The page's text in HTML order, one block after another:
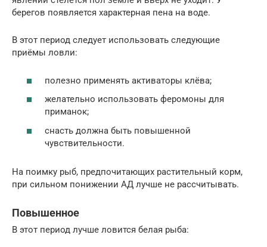
берегов появляется характерная пена на воде.
В этот период следует использовать следующие
приёмы ловли:
полезно применять активаторы клёва;
желательно использовать феромоны для
приманок;
снасть должна быть повышенной
чувствительности.
На поимку рыб, предпочитающих растительный корм,
при сильном понижении АД лучше не рассчитывать.
Повышенное
В этот период лучше ловится белая рыба: